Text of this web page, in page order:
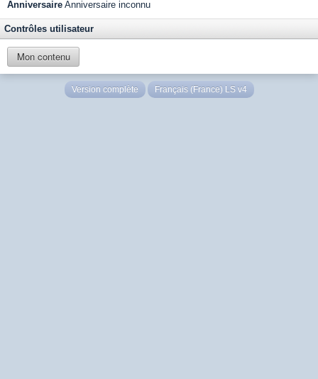
Anniversaire Anniversaire inconnu
Contrôles utilisateur
Mon contenu
Version complète Français (France) LS v4